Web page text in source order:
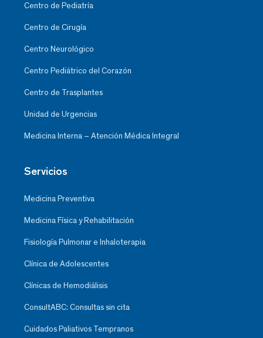
Centro de Pediatría
Centro de Cirugía
Centro Neurológico
Centro Pediátrico del Corazón
Centro de Trasplantes
Unidad de Urgencias
Medicina Interna – Atención Médica Integral
Servicios
Medicina Preventiva
Medicina Física y Rehabilitación
Fisiología Pulmonar e Inhaloterapia
Clínica de Adolescentes
Clínicas de Hemodiálisis
ConsultABC: Consultas sin cita
Cuidados Paliativos Tempranos